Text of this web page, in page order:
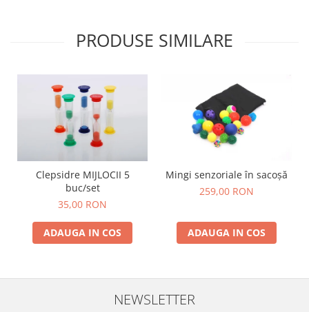
Mărgele HAMA MINI
Perceperea timpului - TimeTimer
Stimulare senzoriala
Stimulare auditiva
Stimulare olfactivă
Stimulare tactila
Stimulare vizuala
Terapie de integrare senzorială
PRODUSE SIMILARE
Clepsidre MIJLOCII 5
buc/set
35,00 RON
ADAUGA IN COS
Mingi senzoriale în sacoșă
259,00 RON
ADAUGA IN COS
NEWSLETTER